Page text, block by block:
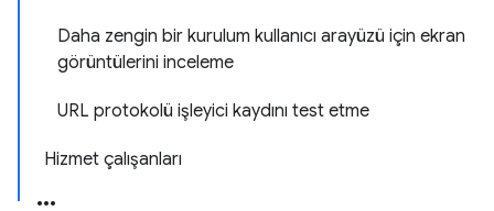
Daha zengin bir kurulum kullanıcı arayüzü için ekran
görüntülerini inceleme
URL protokolü işleyici kaydını test etme
Hizmet çalışanları